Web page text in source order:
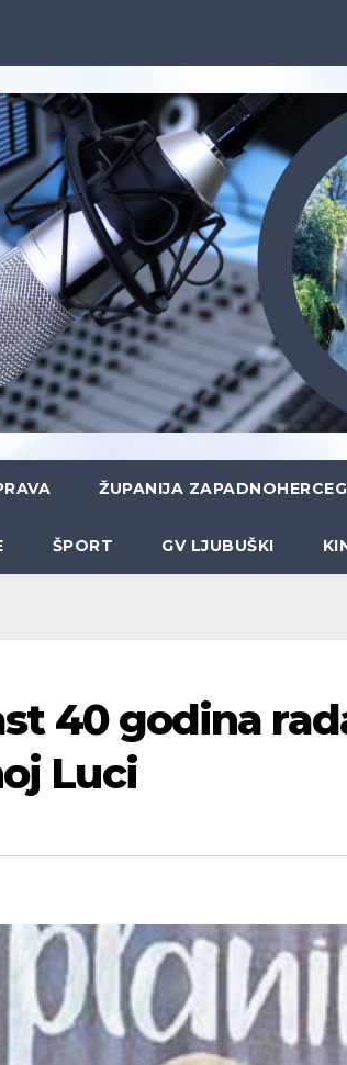
ŽUPANIJA
ŠPORT GV LJUBUŠKI
40 godina
Luci